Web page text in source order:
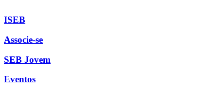
ISEB
Associe-se
SEB Jovem
Eventos